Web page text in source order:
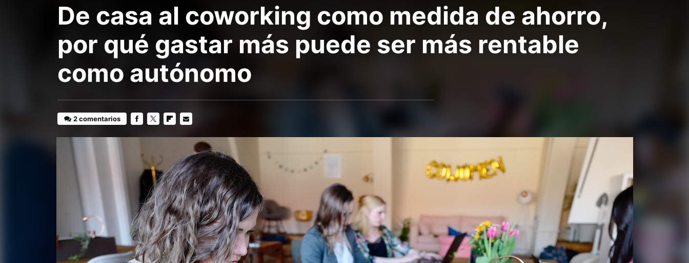
De casa al coworking como medida de ahorro,
por qué gastar más puede ser más rentable
como autónomo
2 comentarios
MAIL